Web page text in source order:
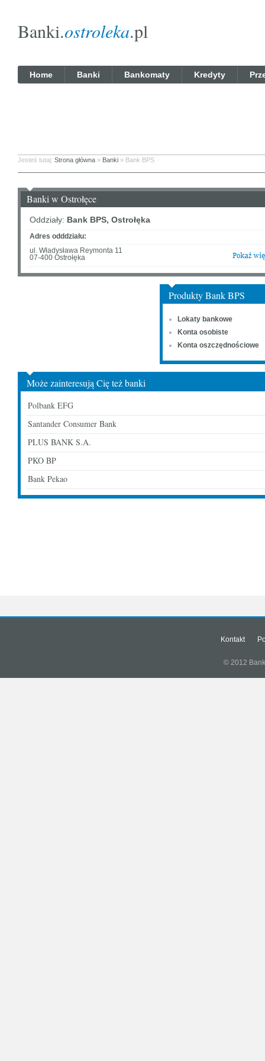
Banki.ostroleka.pl
Home Banki Bankomaty Kredyty
Jesteś tutaj: Strona główna » Banki » Bank BPS
Banki w Ostrołęce
Oddziały: Bank BPS, Ostrołęka
Adres odddziału:
ul. Władysława Reymonta 11
07-400 Ostrołęka
Produkty Bank BPS
Lokaty bankowe
Konta osobiste
Konta oszczędnościowe
Może zainteresują Cię też banki
Polbank EFG
Santander Consumer Bank
PLUS BANK S.A.
PKO BP
Bank Pekao
Kontakt
© 2012